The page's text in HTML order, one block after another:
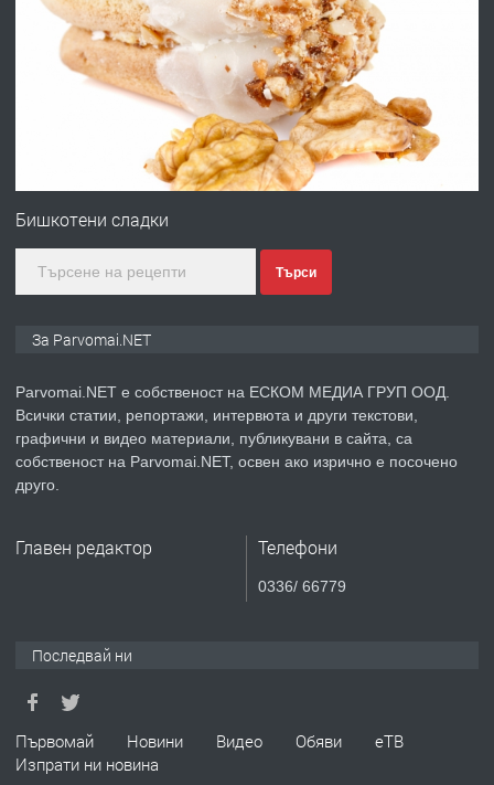
ПРЕДЛАГА Работа за общи работници
преди 1 година
Първи поход "По стъпките на Ангел
преди 1 година
ПРЕДЛАГА Уроци по Математика
ТЪРСИ
Бишкотени сладки
Търси
За Parvomai.NET
Parvomai.NET е собственост на ЕСКОМ МЕДИА ГРУП ООД.
Всички статии, репортажи, интервюта и други текстови,
графични и видео материали, публикувани в сайта, са
собственост на Parvomai.NET, освен ако изрично е посочено
друго.
Главен редактор Телефони
0336/ 66779
Последвай ни
Първомай Новини Видео Обяви
еТВ
Изпрати ни новина